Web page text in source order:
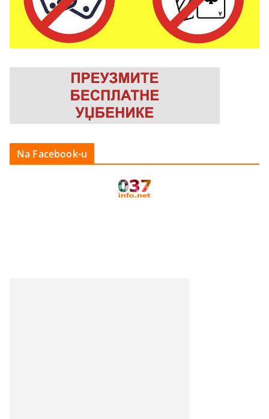
Na Facebook-u